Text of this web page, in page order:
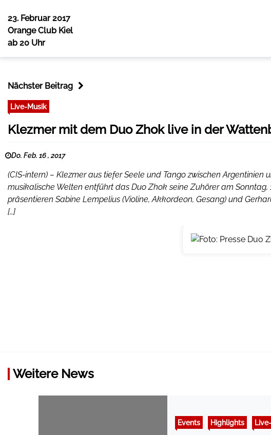
23. Februar 2017
Orange Club Kiel
ab 20 Uhr
Nächster Beitrag
Live-Musik
Klezmer mit dem Duo Zhok live in der
Do. Feb. 16 , 2017
(CIS-intern) – Klezmer aus tiefer Seele und Tango zwischen
musikalische Welten entführt das Duo Zhok seine Zuhörer am
präsentieren Sabine Lempelius (Violine, Akkordeon, Gesang) und
[…]
Weitere News
Events Highlights